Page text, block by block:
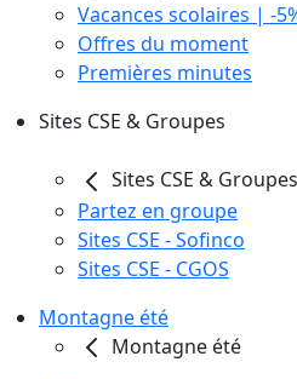
Vacances scolaires | -
Offres du moment
Premières minutes
Sites CSE & Groupes
Sites CSE & Groupes
Partez en groupe
Sites CSE - Sofinco
Sites CSE - CGOS
Montagne été
Montagne été